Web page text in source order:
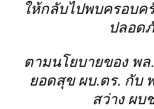
ให้กลับไปพบครอบค
ปลอด
ตามนโยบายของ พ
ยอดสุข ผบ.ตร. กับ
สว่าง ผบ